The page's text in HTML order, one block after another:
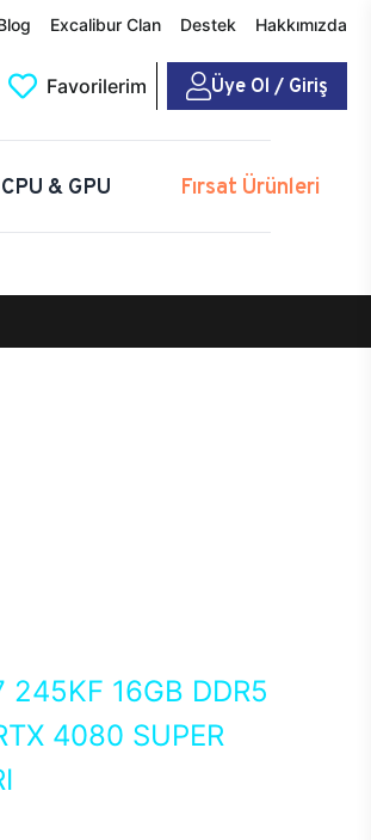
Excalibur Clan Destek Hakkımızda
Favorilerim Üye Ol / Giriş
CPU & GPU Fırsat Ürünleri
16GB DDR5
4080 SUPER